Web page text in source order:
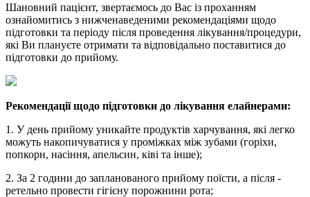
Шановний пацієнт, звертаємось до Вас із проханням
ознайомитись з нижченаведеними рекомендаціями щодо
підготовки та періоду після проведення лікування/процедури,
які Ви плануєте отримати та відповідально поставитися до
підготовки до прийому.
Рекомендації щодо підготовки до лікування елайнерами:
1. У день прийому уникайте продуктів харчування, які легко
можуть накопичуватися у проміжках між зубами (горіхи,
попкорн, насіння, апельсин, ківі та інше);
2. За 2 години до запланованого прийому поїсти, а після -
ретельно провести гігієну порожнини рота;